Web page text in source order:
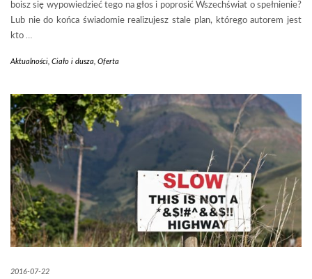
boisz się wypowiedzieć tego na głos i poprosić Wszechświat o spełnienie?
Lub nie do końca świadomie realizujesz stale plan, którego autorem jest
kto …
Aktualności Ciało i dusza Oferta
2016-07-22